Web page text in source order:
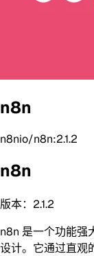
n8n
n8nio/n8n:2.1.2
n8n
版本：2.1.2
n8n 是一个功能强
设计。它通过直观